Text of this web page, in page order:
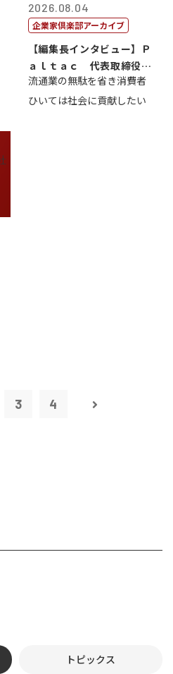
2026.08.04
企業家倶楽部アーカイブ
【編集長インタビュー】Ｐ
ａｌｔａｃ 代表取締役会
長三木田國夫
流通業の無駄を省き消費者
ひいては社会に貢献したい
3 4
トピックス